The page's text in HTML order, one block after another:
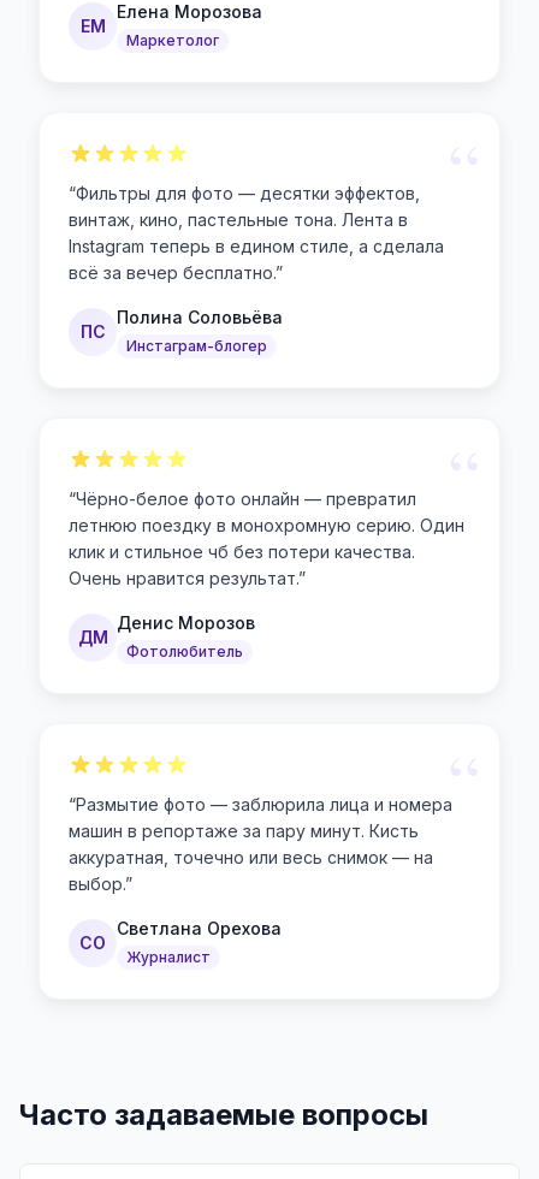
ЕМ
Елена Морозова
Маркетолог
“Фильтры для фото — десятки эффектов,
винтаж, кино, пастельные тона. Лента в
Instagram теперь в едином стиле, а сделала
всё за вечер бесплатно.”
ПС
Полина Соловьёва
Инстаграм-блогер
“Чёрно-белое фото онлайн — превратил
летнюю поездку в монохромную серию. Один
клик и стильное чб без потери качества.
Очень нравится результат.”
ДМ
Денис Морозов
Фотолюбитель
“
“Размытие фото — заблюрила лица и номера
машин в репортаже за пару минут. Кисть
аккуратная, точечно или весь снимок — на
выбор.”
СО
Светлана Орехова
Журналист
Часто задаваемые вопросы